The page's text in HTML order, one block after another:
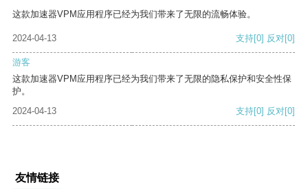
这款加速器VPM应用程序已经为我们带来了无限的流畅体验。
2024-04-13 支持[0] 反对[0]
游客
这款加速器VPM应用程序已经为我们带来了无限的隐私保护和安全性保
护。
2024-04-13
支持[0] 反对[0]
友情链接